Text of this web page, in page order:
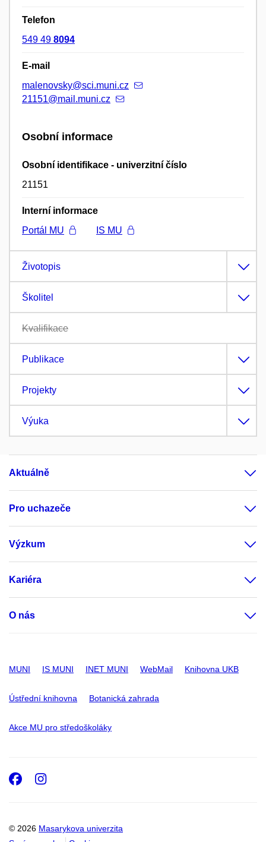
Telefon
549 49 8094
E-mail
malenovsky@sci.muni.cz
21151@mail.muni.cz
Osobní informace
Osobní identifikace - univerzitní číslo
21151
Interní informace
Portál MU
IS MU
Životopis
Školitel
Kvalifikace
Publikace
Projekty
Výuka
Aktuálně
Pro uchazeče
Výzkum
Kariéra
O nás
MUNI IS MUNI INET MUNI WebMail Knihovna UKB
Ústřední knihovna Botanická zahrada
Akce MU pro středoškoláky
© 2026 Masarykova univerzita
Facebook
Instagram